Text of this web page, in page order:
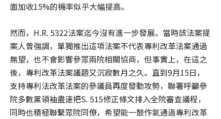
面加收15%的機率似乎大幅提高。
然而，H.R. 5322法案迄今沒有進一步發展。當時該法案提
案人曾強調，單獨推出這項法案不代表專利改革法案通過
無望，也不會影響參眾兩院相關協商，但事實上，在這之
後，專利改革法案議題又沉寂數月之久。直到9月15日，
支持專利法改革法案的參議員再度發動攻勢，聯署呼籲參
院多數黨領袖盡速把S. 515修正條文排入全院審查議程，
同時也積極聯繫眾院同僚，希望能一鼓作氣通過專利改革